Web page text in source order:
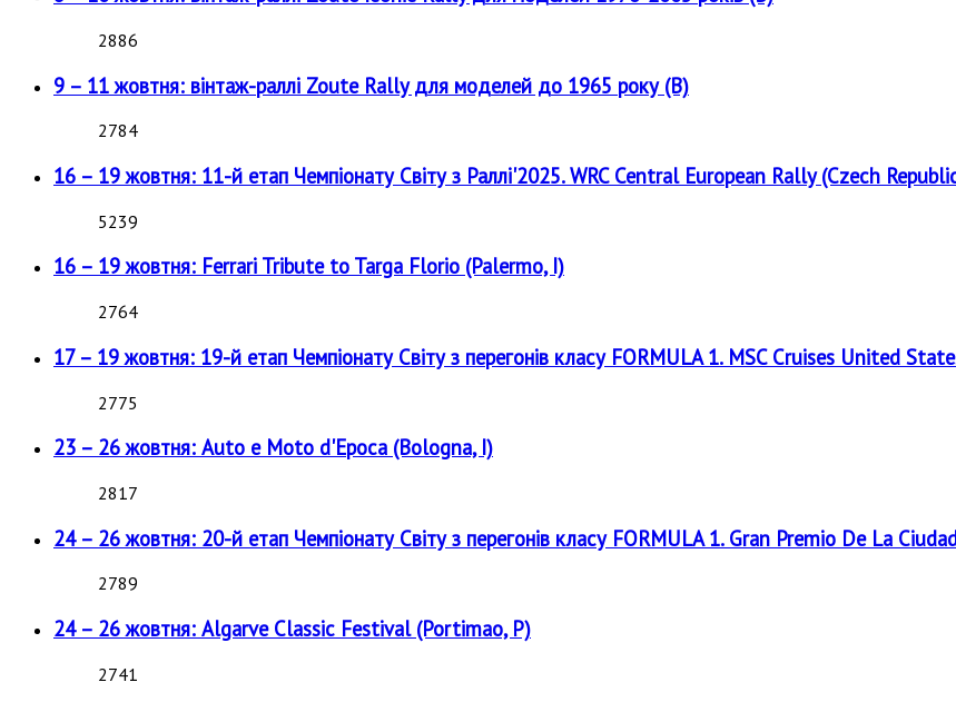
2886
9 – 11 жовтня: вінтаж-раллі Zoute Rally для моделей до 1965 року (B)
2784
16 – 19 жовтня: 11-й етап Чемпіонату Світу з Раллі'2025. WRC Central European Rally (Czech
5239
16 – 19 жовтня: Ferrari Tribute to Targa Florio (Palermo, I)
2764
17 – 19 жовтня: 19-й етап Чемпіонату Світу з перегонів класу FORMULA 1. MSC Cruises United
2775
23 – 26 жовтня: Auto e Moto d'Epoca (Bologna, I)
2817
24 – 26 жовтня: 20-й етап Чемпіонату Світу з перегонів класу FORMULA 1. Gran Premio De La
2789
24 – 26 жовтня: Algarve Classic Festival (Portimao, P)
2741